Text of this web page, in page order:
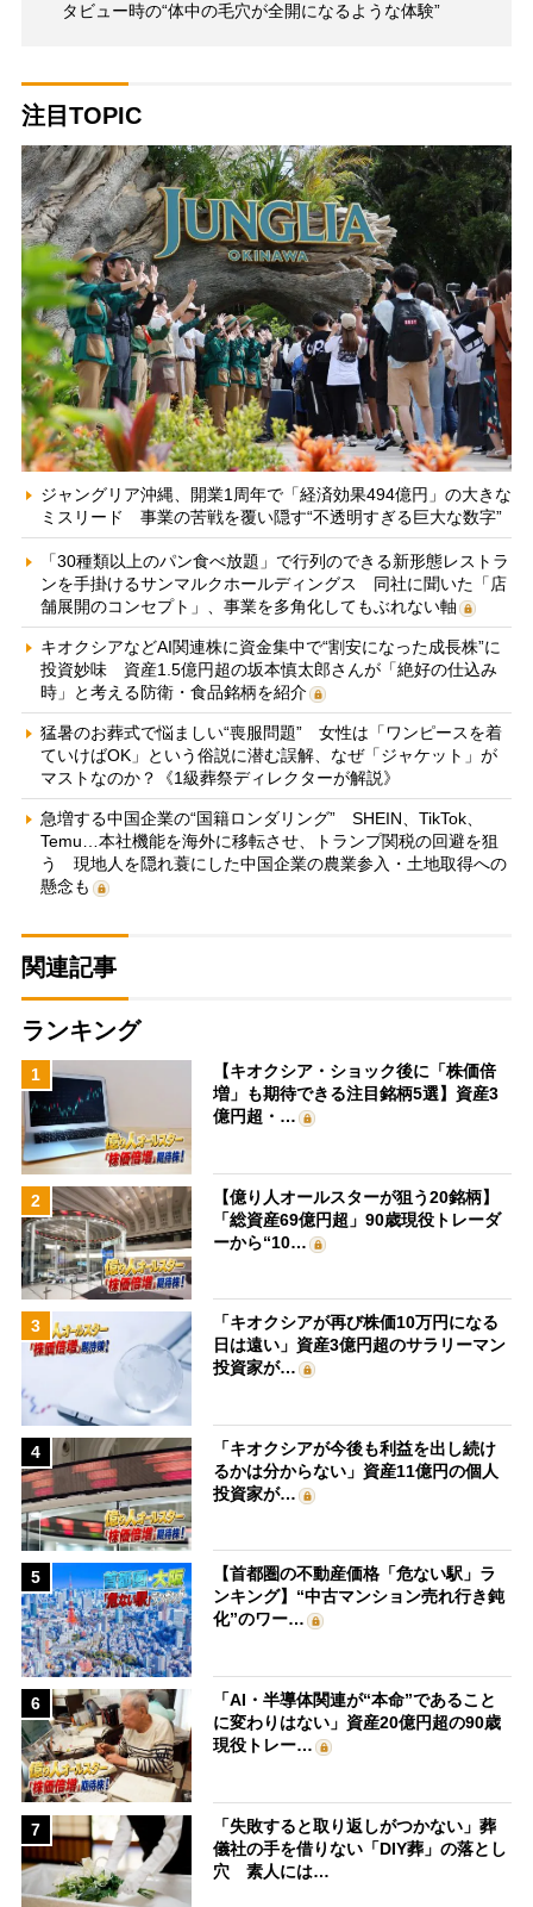
タビュー時の“体中の毛穴が全開になるような体験”
注目TOPIC
ジャングリア沖縄、開業1周年で「経済効果494億円」の大きな
ミスリード 事業の苦戦を覆い隠す“不透明すぎる巨大な数字”
「30種類以上のパン食べ放題」で行列のできる新形態レストラ
ンを手掛けるサンマルクホールディングス 同社に聞いた「店
舗展開のコンセプト」、事業を多角化してもぶれない軸
キオクシアなどAI関連株に資金集中で“割安になった成長株”に
投資妙味 資産1.5億円超の坂本慎太郎さんが「絶好の仕込み
時」と考える防衛・食品銘柄を紹介
猛暑のお葬式で悩ましい“喪服問題” 女性は「ワンピースを着
ていけばOK」という俗説に潜む誤解、なぜ「ジャケット」が
マストなのか？《1級葬祭ディレクターが解説》
急増する中国企業の“国籍ロンダリング” SHEIN、TikTok、
Temu…本社機能を海外に移転させ、トランプ関税の回避を狙
う 現地人を隠れ蓑にした中国企業の農業参入・土地取得への
懸念も
関連記事
ランキング
1
【キオクシア・ショック後に「株価倍
増」も期待できる注目銘柄5選】資産3
億円超・…
2
【億り人オールスターが狙う20銘柄】
「総資産69億円超」90歳現役トレーダ
ーから“10…
3
「キオクシアが再び株価10万円になる
日は遠い」資産3億円超のサラリーマン
投資家が…
4
「キオクシアが今後も利益を出し続け
るかは分からない」資産11億円の個人
投資家が…
5
【首都圏の不動産価格「危ない駅」ラ
ンキング】“中古マンション売れ行き鈍
化”のワー…
6
「AI・半導体関連が“本命”であること
に変わりはない」資産20億円超の90歳
現役トレー…
7
「失敗すると取り返しがつかない」葬
儀社の手を借りない「DIY葬」の落とし
穴 素人には…